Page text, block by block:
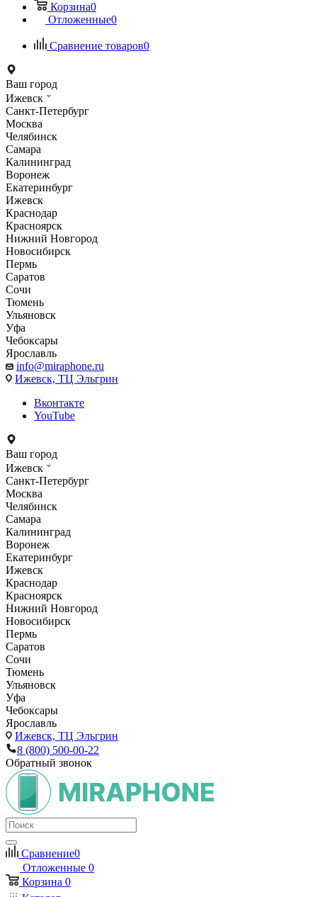
Корзина0
Отложенные0
Сравнение товаров0
Ваш город
Ижевск
Санкт-Петербург
Москва
Челябинск
Самара
Калининград
Воронеж
Екатеринбург
Ижевск
Краснодар
Красноярск
Нижний Новгород
Новосибирск
Пермь
Саратов
Сочи
Тюмень
Ульяновск
Уфа
Чебоксары
Ярославль
info@miraphone.ru
Ижевск, ТЦ Эльгрин
Вконтакте
YouTube
Ваш город
Ижевск
Санкт-Петербург
Москва
Челябинск
Самара
Калининград
Воронеж
Екатеринбург
Ижевск
Краснодар
Красноярск
Нижний Новгород
Новосибирск
Пермь
Саратов
Сочи
Тюмень
Ульяновск
Уфа
Чебоксары
Ярославль
Ижевск, ТЦ Эльгрин
8 (800) 500-00-22
Обратный звонок
Сравнение0
Отложенные 0
Корзина 0